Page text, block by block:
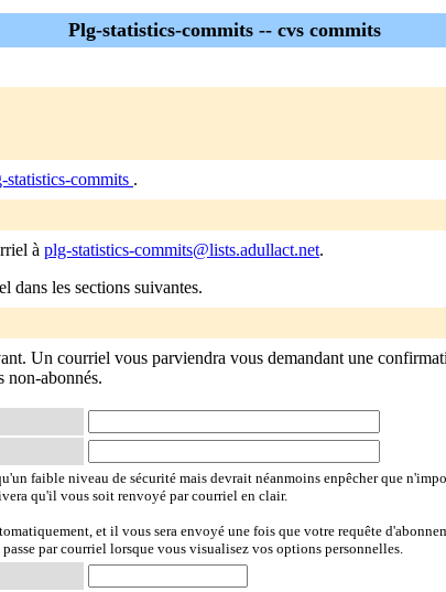
Plg-statistics-commits -- cvs commits
statistics-commits .
à plg-statistics-commits@lists.adullact.net.
dans les sections suivantes.
Un courriel vous parviendra vous demandant une
non-abonnés.
faible niveau de sécurité mais devrait néanmoins enpêcher que
qu'il vous soit renvoyé par courriel en clair.
et il vous sera envoyé une fois que votre requête
par courriel lorsque vous visualisez vos options personnelles.